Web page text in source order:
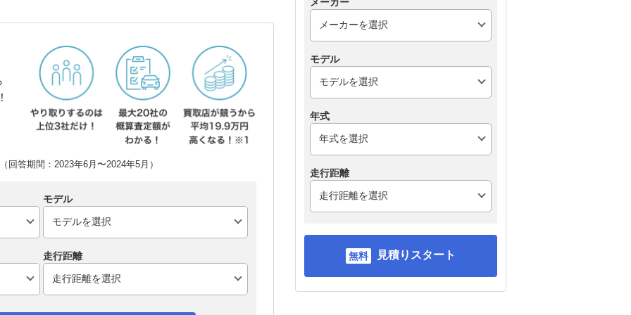
答期間：2023年6月〜2024年5月）
モデル
走行距離
モデル
年式
走行距離
見積りスタート